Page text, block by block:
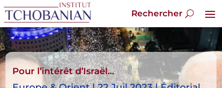
Pour l’intérêt d’Israël…